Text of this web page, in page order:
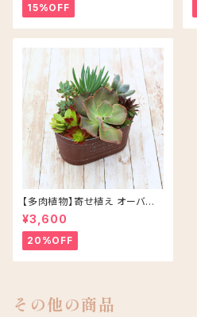
15%OFF
【多肉植物】寄せ植え オーバル
アソート/ブラウン
¥3,600
20%OFF
その他の商品